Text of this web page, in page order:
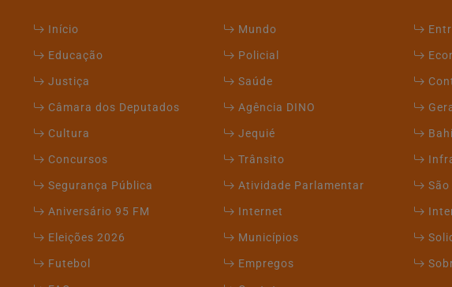
Início Mundo
Educação
Policial
Justiça
Saúde
Câmara dos Deputados
Agência DINO
Cultura
Jequié
Concursos
Trânsito
Segurança Pública
Atividade Parlamentar
Aniversário 95 FM
Internet
Eleições 2026
Municípios
Futebol
Empregos